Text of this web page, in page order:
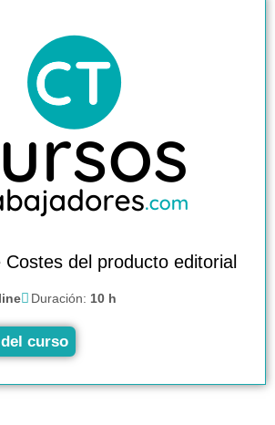
Costes del producto editorial
Duración: 10 h
curso